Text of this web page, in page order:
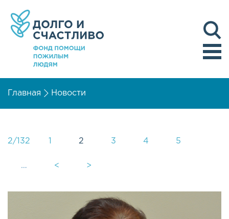
Главная Новости
2/132 2 3 4 5
… < >